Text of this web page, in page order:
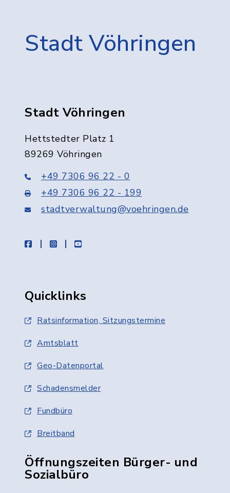
Stadt Vöhringen
Stadt Vöhringen
Hettstedter Platz 1
89269 Vöhringen
+49 7306 96 22 - 0
+49 7306 96 22 - 199
stadtverwaltung@voehringen.de
facebookinstagramyoutube
Quicklinks
Ratsinformation, Sitzungstermine
Amtsblatt
Geo-Datenportal
Schadensmelder
Fundbüro
Breitband
Öffnungszeiten Bürger- und
Sozialbüro